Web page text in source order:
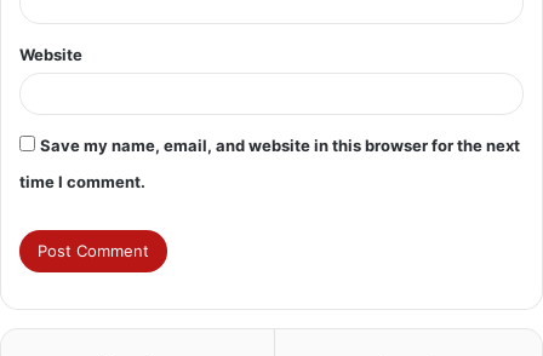
Website
Save my name, email, and website in this browser for the next
time I comment.